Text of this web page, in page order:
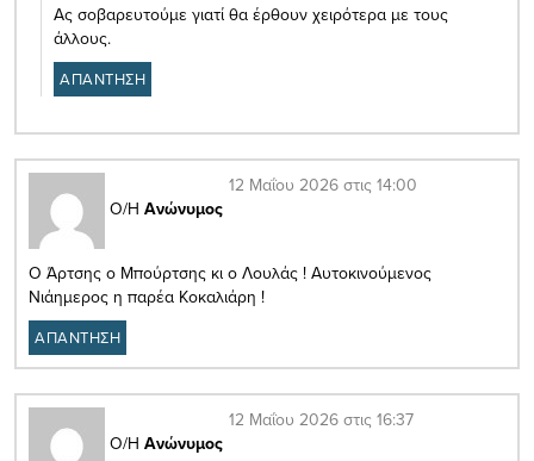
Ας σοβαρευτούμε γιατί θα έρθουν χειρότερα με τους
άλλους.
ΑΠΑΝΤΗΣΗ
Ο/Η Ανώνυμος
12 Μαΐου 2026 στις 14:00
Ο Άρτσης ο Μπούρτσης κι ο Λουλάς ! Αυτοκινούμενος
Νιάημερος η παρέα Κοκαλιάρη !
ΑΠΑΝΤΗΣΗ
Ο/Η Ανώνυμος
12 Μαΐου 2026 στις 16:37